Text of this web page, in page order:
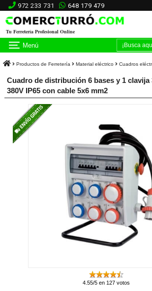
972 233 731 648 179 479
Tu Ferretería Profesional Online
Menú
Productos de Ferretería Material eléctrico Cuadros
Cuadro de distribución 6 bases y 1 clavija
380V IP65 con cable 5x6 mm2
4.55/5 en 127 votos